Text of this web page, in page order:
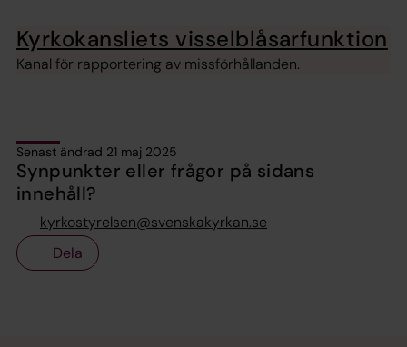
Kyrkokansliets visselblåsarfunktion
Kanal för rapportering av missförhållanden.
Senast ändrad 21 maj 2025
Synpunkter eller frågor på sidans
innehåll?
kyrkostyrelsen@svenskakyrkan.se
Dela